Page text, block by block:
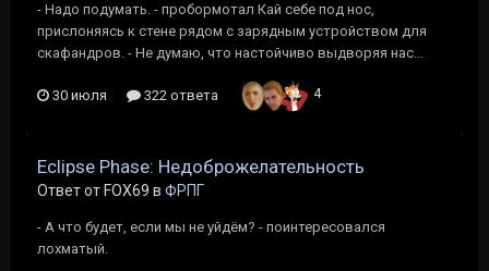
- Надо подумать. - пробормотал Кай себе под нос,
прислоняясь к стене рядом с зарядным устройством для
скафандров. - Не думаю, что настойчиво выдворяя нас...
30 июля 322 ответа 4
Eclipse Phase: Недоброжелательность
Ответ от FOX69 в ФРПГ
- А что будет, если мы не уйдём? - поинтересовался
лохматый.